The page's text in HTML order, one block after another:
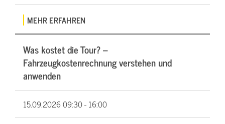
MEHR ERFAHREN
Was kostet die Tour? –
Fahrzeugkostenrechnung verstehen und
anwenden
15.09.202609:30 - 16:00